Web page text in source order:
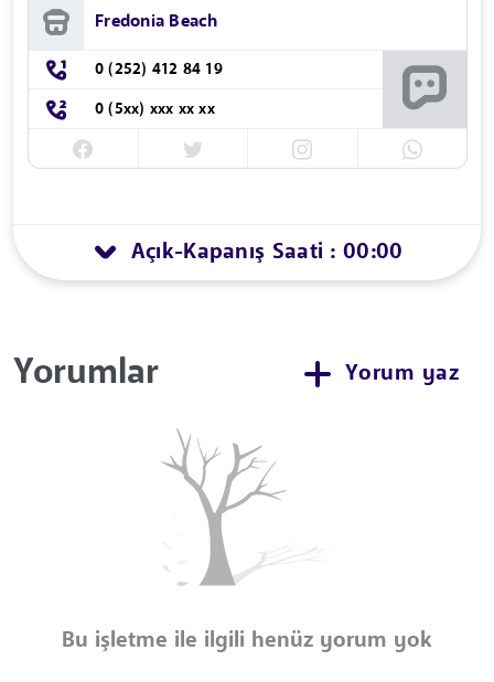
Fredonia Beach
0 (252) 412 84 19
0 (5xx) xxx xx xx
Açık-Kapanış Saati : 00:00
Yorumlar Yorum yaz
Bu işletme ile ilgili henüz yorum yok